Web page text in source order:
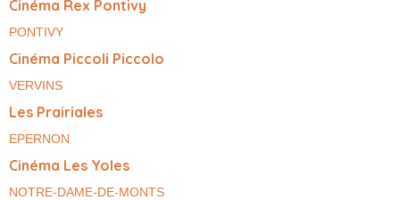
Cinéma Rex Pontivy
PONTIVY
Cinéma Piccoli Piccolo
VERVINS
Les Prairiales
EPERNON
Cinéma Les Yoles
NOTRE-DAME-DE-MONTS